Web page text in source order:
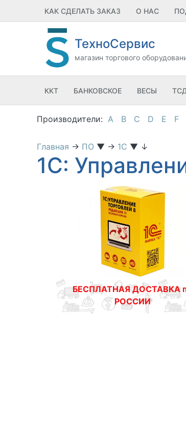
КАК СДЕЛАТЬ ЗАКАЗ О НАС
ТехноСервис
магазин торгового
ККТ БАНКОВСКОЕ ВЕСЫ
A B C D E F
Главная → ПО ▼ → 1С ▼ ↓
1С:
БЕСПЛАТНАЯ ДОСТАВКА
РОССИИ